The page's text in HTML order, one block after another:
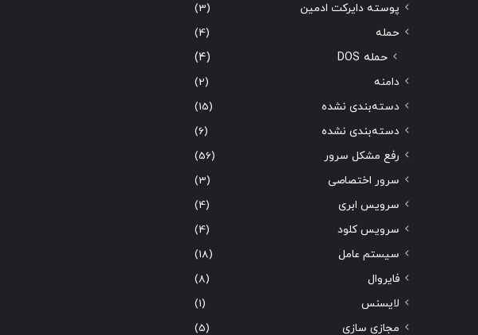
پوسته دایرکت ادمین
(3)
حمله
(4)
حمله DOS (4)
دامنه
(2)
دسته‌بندی نشده
(15)
دسته‌بندی نشده
(6)
رفع مشکل سرور
(56)
سرور اختصاصی
(3)
سرویس ابری
(4)
سرویس کلود
(4)
سیستم عامل
(18)
فایروال
(8)
لایسنس
(1)
مجازی سازی
(5)